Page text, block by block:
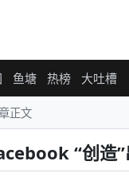
鱼塘 热榜 大吐槽
正文
“创造